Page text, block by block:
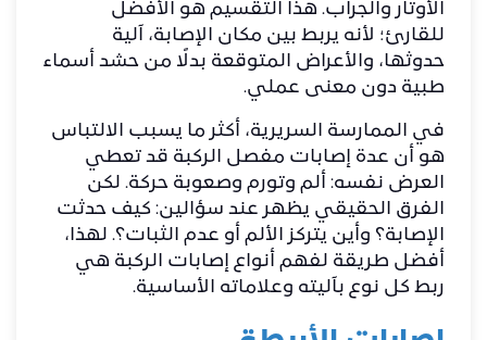
الأوتار والجراب. هذا التقسيم هو الأفضل
للقارئ؛ لأنه يربط بين مكان الإصابة، آلية
حدوثها، والأعراض المتوقعة بدلًا من حشد أسماء
طبية دون معنى عملي.
في الممارسة السريرية، أكثر ما يسبب الالتباس
هو أن عدة إصابات مفصل الركبة قد تعطي
العرض نفسه: ألم وتورم وصعوبة حركة. لكن
الفرق الحقيقي يظهر عند سؤالين: كيف حدثت
الإصابة؟ وأين يتركز الألم أو عدم الثبات؟. لهذا،
أفضل طريقة لفهم أنواع إصابات الركبة هي
ربط كل نوع بآليته وعلاماته الأساسية.